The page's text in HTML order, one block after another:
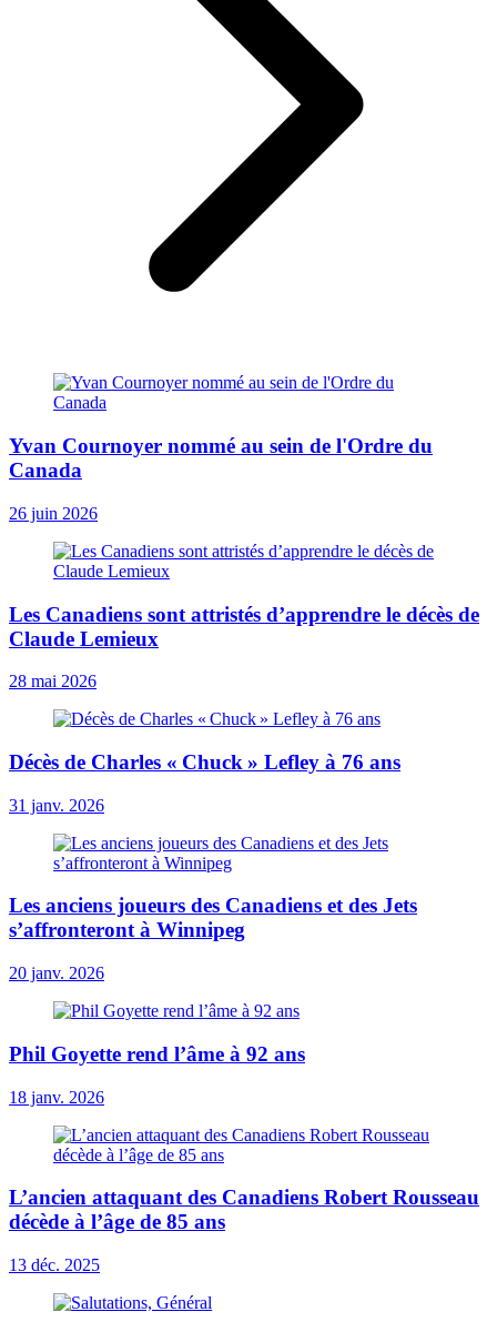
Yvan Cournoyer nommé au sein de l'Ordre du
Canada
26 juin 2026
Les Canadiens sont attristés d’apprendre le décès de
Claude Lemieux
28 mai 2026
Décès de Charles « Chuck » Lefley à 76 ans
31 janv. 2026
Les anciens joueurs des Canadiens et des Jets
s’affronteront à Winnipeg
20 janv. 2026
Phil Goyette rend l’âme à 92 ans
18 janv. 2026
L’ancien attaquant des Canadiens Robert Rousseau
décède à l’âge de 85 ans
13 déc. 2025